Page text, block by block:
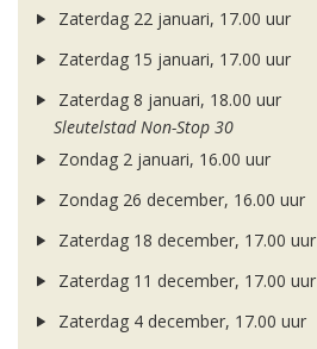
Zaterdag 22 januari, 17.00 uur
Zaterdag 15 januari, 17.00 uur
Zaterdag 8 januari, 18.00 uur
Sleutelstad Non-Stop 30
Zondag 2 januari, 16.00 uur
Zondag 26 december, 16.00 uur
Zaterdag 18 december, 17.00 uur
Zaterdag 11 december, 17.00 uur
Zaterdag 4 december, 17.00 uur